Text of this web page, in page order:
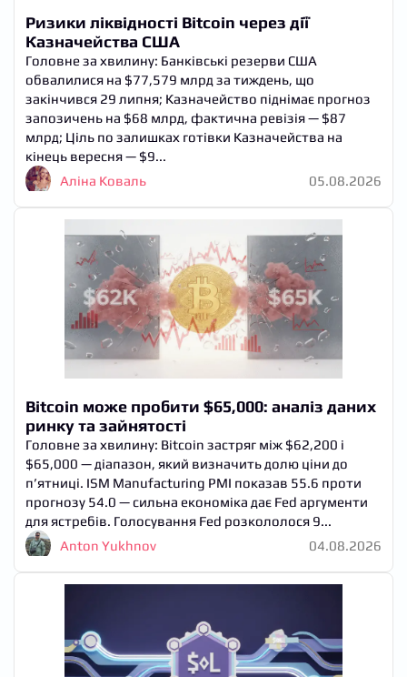
Ризики ліквідності Bitcoin через дії
Казначейства США
Головне за хвилину: Банківські резерви США
обвалилися на $77,579 млрд за тиждень, що
закінчився 29 липня; Казначейство піднімає прогноз
запозичень на $68 млрд, фактична ревізія — $87
млрд; Ціль по залишках готівки Казначейства на
кінець вересня — $9...
Аліна Коваль
05.08.2026
Bitcoin може пробити $65,000: аналіз даних
ринку та зайнятості
Головне за хвилину: Bitcoin застряг між $62,200 і
$65,000 — діапазон, який визначить долю ціни до
п’ятниці. ISM Manufacturing PMI показав 55.6 проти
прогнозу 54.0 — сильна економіка дає Fed аргументи
для ястребів. Голосування Fed розкололося 9...
Anton Yukhnov
04.08.2026